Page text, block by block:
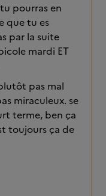
pourras en
que tu es
par la suite
mardi ET
pas mal
miraculeux. se
terme, ben ça
toujours ça de